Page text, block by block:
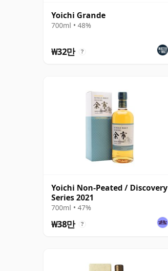
Yoichi Grande
700ml • 48%
₩32만 ?
Yoichi Non-Peated / Discovery
Series 2021
700ml • 47%
₩38만 ?